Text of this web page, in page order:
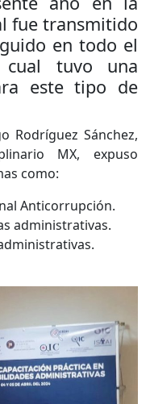
fue transmitido
en todo el
tuvo una
este tipo de
Rodríguez Sánchez,
MX, expuso
como:
Anticorrupción.
administrativas.